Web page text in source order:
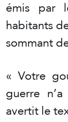
émis par
habitants
sommant
« Votre
guerre
avertit le